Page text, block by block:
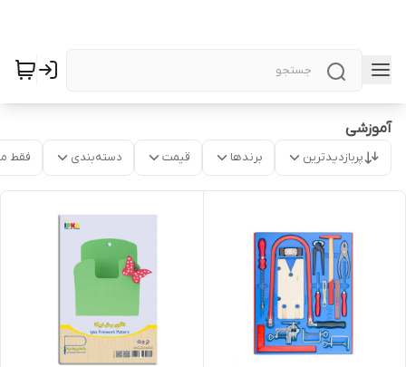
آموزشی
پربازدیدترین برندها قیمت دسته‌بندی فقط